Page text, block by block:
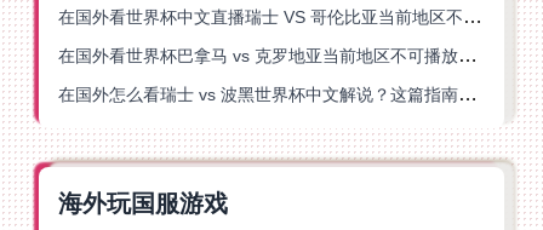
在国外看世界杯中文直播瑞士 VS 哥伦比亚当前地区不可播放？这篇指南帮你搞定
在国外看世界杯巴拿马 vs 克罗地亚当前地区不可播放？这篇指南帮你轻松解决海外体育直播难题
在国外怎么看瑞士 vs 波黑世界杯中文解说？这篇指南帮你搞定所有地区限制问题
海外玩国服游戏